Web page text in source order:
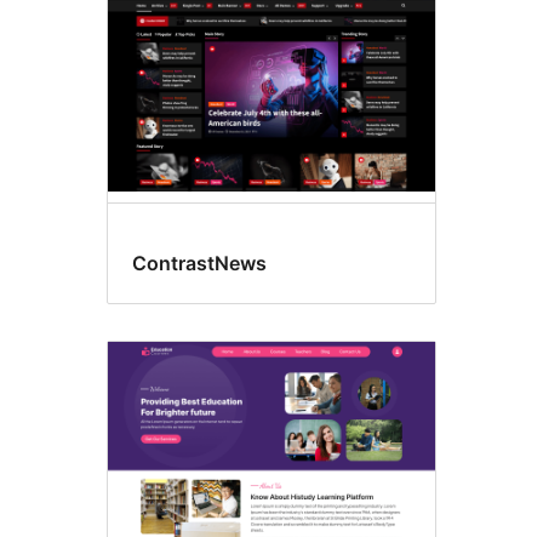
ContrastNews